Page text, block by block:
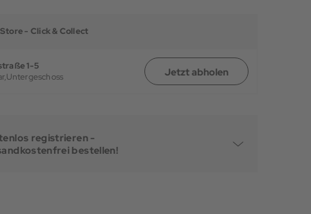
- Click & Collect
1-5
Untergeschoss Jetzt abholen
registrieren -
bestellen!